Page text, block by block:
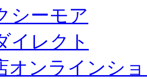
シーモア
イレクト
オンラインシ